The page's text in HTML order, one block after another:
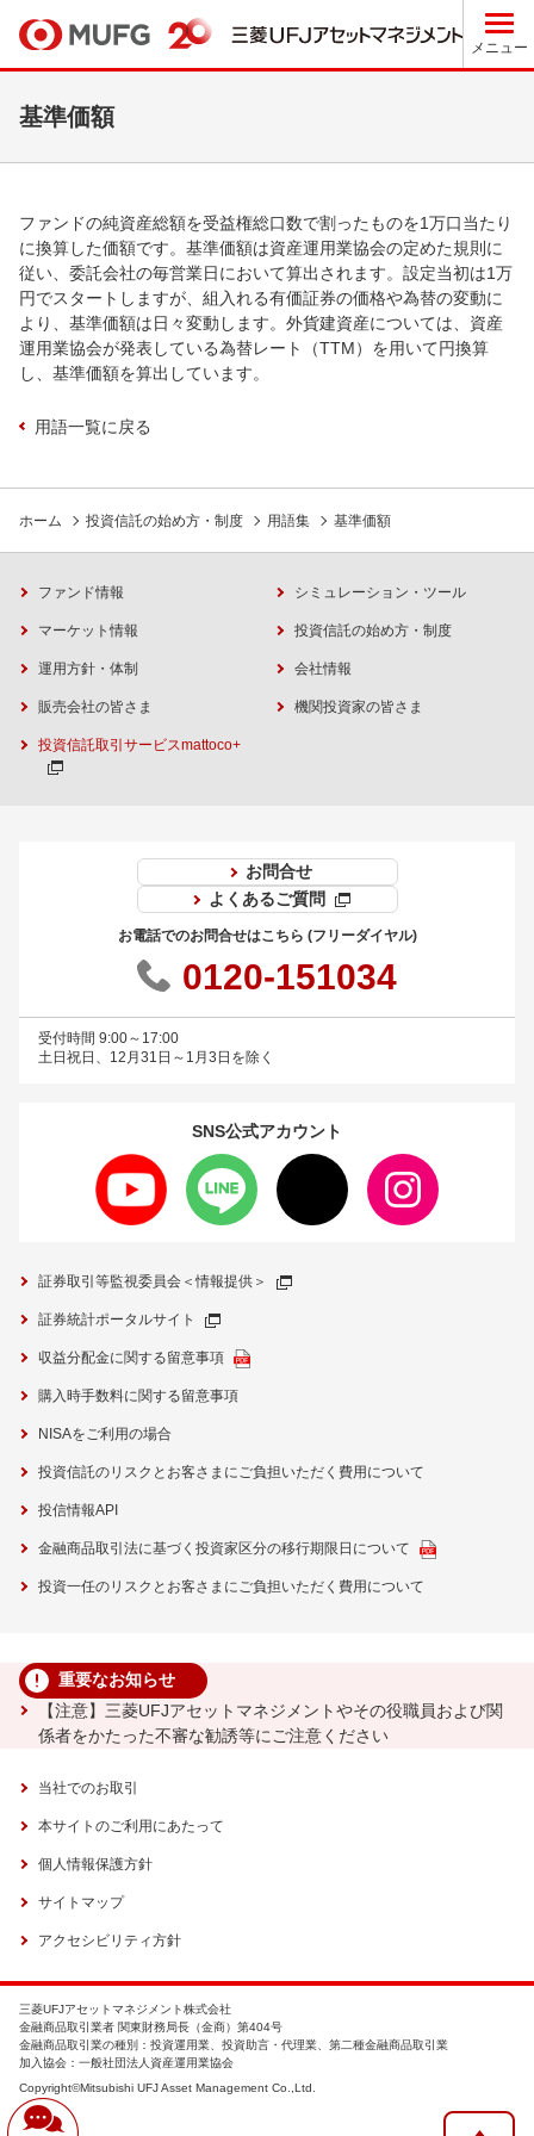
メニュー
基準価額
ファンドの純資産総額を受益権総口数で割ったものを1万口当たり
に換算した価額です。基準価額は資産運用業協会の定めた規則に
従い、委託会社の毎営業日において算出されます。設定当初は1万
円でスタートしますが、組入れる有価証券の価格や為替の変動に
より、基準価額は日々変動します。外貨建資産については、資産
運用業協会が発表している為替レート（TTM）を用いて円換算
し、基準価額を算出しています。
用語一覧に戻る
ホーム 投資信託の始め方・制度 用語集 基準価額
ファンド情報 シミュレーション・ツール
マーケット情報 投資信託の始め方・制度
運用方針・体制 会社情報
販売会社の皆さま 機関投資家の皆さま
投資信託取引サービスmattoco+
お問合せ
よくあるご質問
お電話でのお問合せはこちら (フリーダイヤル)
0120-151034
受付時間 9:00～17:00
土日祝日、12月31日～1月3日を除く
SNS公式アカウント
証券取引等監視委員会＜情報提供＞
証券統計ポータルサイト
収益分配金に関する留意事項
購入時手数料に関する留意事項
NISAをご利用の場合
投資信託のリスクとお客さまにご負担いただく費用について
投信情報API
金融商品取引法に基づく投資家区分の移行期限日について
投資一任のリスクとお客さまにご負担いただく費用について
重要なお知らせ
【注意】三菱UFJアセットマネジメントやその役職員および関
係者をかたった不審な勧誘等にご注意ください
当社でのお取引
本サイトのご利用にあたって
個人情報保護方針
サイトマップ
アクセシビリティ方針
三菱UFJアセットマネジメント株式会社
金融商品取引業者 関東財務局長（金商）第404号
金融商品取引業の種別：投資運用業、投資助言・代理業、第二種金融商品取引業
加入協会：一般社団法人資産運用業協会
Copyright©Mitsubishi UFJ Asset Management Co.,Ltd.